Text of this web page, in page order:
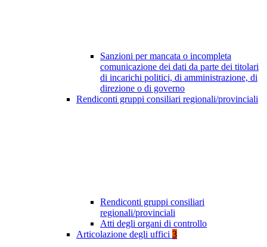
Sanzioni per mancata o incompleta
comunicazione dei dati da parte dei titolari
di incarichi politici, di amministrazione, di
direzione o di governo
Rendiconti gruppi consiliari regionali/provinciali
Rendiconti gruppi consiliari
regionali/provinciali
Atti degli organi di controllo
Articolazione degli uffici 3